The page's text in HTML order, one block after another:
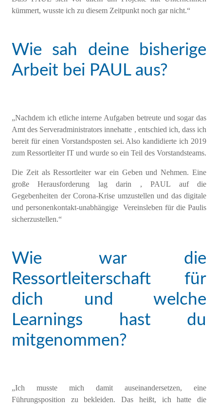
kümmert, wusste ich zu diesem Zeitpunkt noch gar nicht.“
Wie sah deine bisherige
Arbeit bei PAUL aus?
„Nachdem ich etliche interne Aufgaben betreute und sogar das
Amt des Serveradministrators innehatte , entschied ich, dass ich
bereit für einen Vorstandsposten sei. Also kandidierte ich 2019
zum Ressortleiter IT und wurde so ein Teil des Vorstandsteams.
Die Zeit als Ressortleiter war ein Geben und Nehmen. Eine
große Herausforderung lag darin , PAUL auf die
Gegebenheiten der Corona-Krise umzustellen und das digitale
und personenkontakt-unabhängige Vereinsleben für die Paulis
sicherzustellen.“
Wie war die
Ressortleiterschaft für
dich und welche
Learnings hast du
mitgenommen?
„Ich musste mich damit auseinandersetzen, eine
Führungsposition zu bekleiden.Das heißt, ich hatte die